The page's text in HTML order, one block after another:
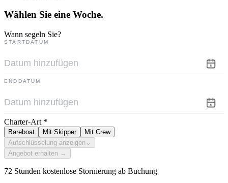
Wählen Sie eine Woche.
Wann segeln Sie?
STARTDATUM
ENDDATUM
Charter-Art *
Bareboat Mit Skipper
Mit Crew
Aufschlüsselung anzeigen ⌄
Angebot erhalten →
72 Stunden kostenlose Stornierung ab Buchung